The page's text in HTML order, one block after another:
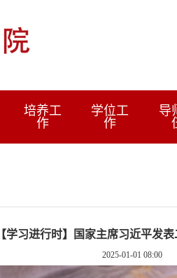
培养工
作
学位工
作
导
【学习进行时】国家主席习近平发
2025-01-01 08:00